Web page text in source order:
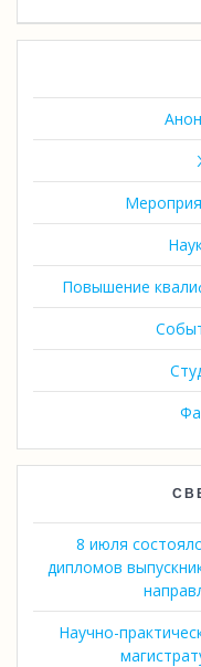
Повышение
8 июля
дипломов
Научно-